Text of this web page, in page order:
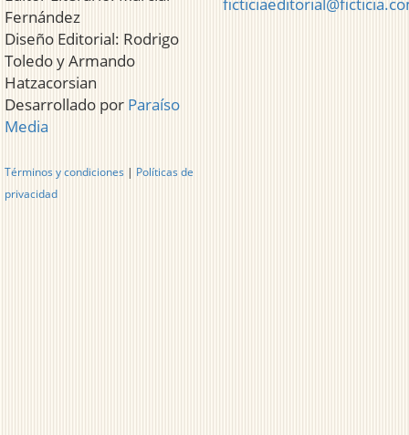
Fernández
Diseño Editorial: Rodrigo
Toledo y Armando
Hatzacorsian
Desarrollado por Paraíso
Media
Términos y condiciones | Políticas de
privacidad